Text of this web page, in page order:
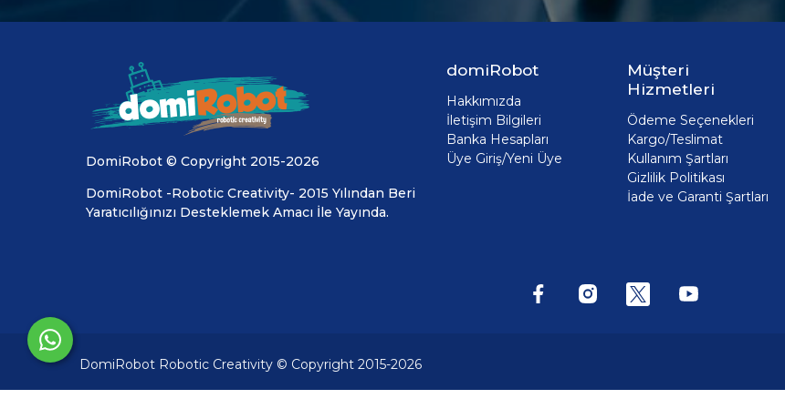
DomiRobot © Copyright 2015-2026
DomiRobot -Robotic Creativity- 2015 Yılından Beri
Yaratıcılığınızı Desteklemek Amacı İle Yayında.
domiRobot
Hakkımızda
İletişim Bilgileri
Banka Hesapları
Üye Giriş/Yeni Üye
Müşteri
Hizmetleri
Ödeme Seçenekleri
Kargo/Teslimat
Kullanım Şartları
Gizlilik Politikası
İade ve Garanti Şartları
DomiRobot Robotic Creativity © Copyright 2015-2026